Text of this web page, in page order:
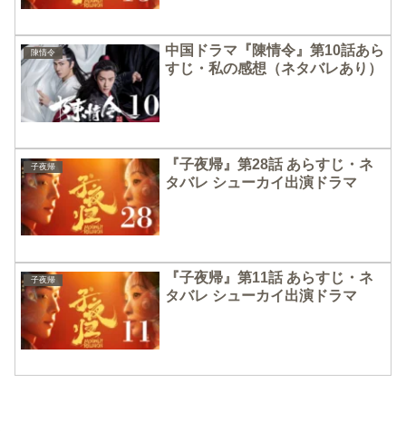
陳情令
中国ドラマ『陳情令』第10話あら
すじ・私の感想（ネタバレあり）
子夜帰
『子夜帰』第28話 あらすじ・ネ
タバレ シューカイ出演ドラマ
子夜帰
『子夜帰』第11話 あらすじ・ネ
タバレ シューカイ出演ドラマ